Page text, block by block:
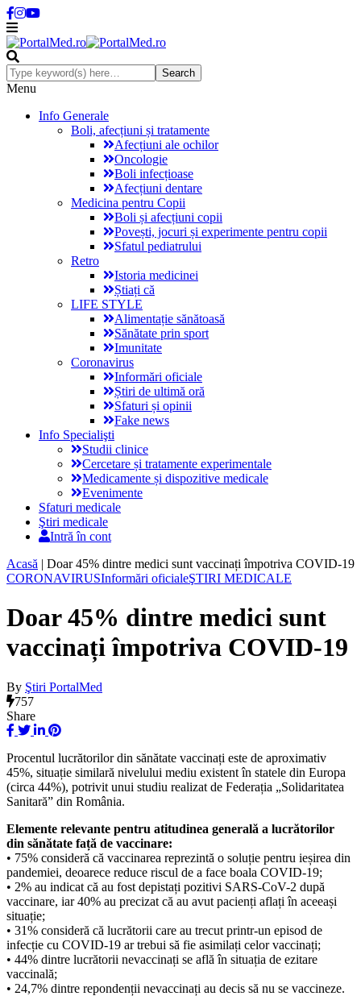
Menu
Info Generale
Boli, afecțiuni și tratamente
Afecțiuni ale ochilor
Oncologie
Boli infecțioase
Afecțiuni dentare
Medicina pentru Copii
Boli și afecțiuni copii
Povești, jocuri și experimente pentru copii
Sfatul pediatrului
Retro
Istoria medicinei
Știați că
LIFE STYLE
Alimentație sănătoasă
Sănătate prin sport
Imunitate
Coronavirus
Informări oficiale
Știri de ultimă oră
Sfaturi și opinii
Fake news
Info Specialişti
Studii clinice
Cercetare și tratamente experimentale
Medicamente și dispozitive medicale
Evenimente
Sfaturi medicale
Ştiri medicale
Intră în cont
Acasă | Doar 45% dintre medici sunt vaccinați împotriva COVID-19
CORONAVIRUSInformări oficialeŞTIRI MEDICALE
Doar 45% dintre medici sunt
vaccinați împotriva COVID-19
By Ştiri PortalMed
757
Share
Procentul lucrătorilor din sănătate vaccinați este de aproximativ
45%, situație similară nivelului mediu existent în statele din Europa
(circa 44%), potrivit unui studiu realizat de Federația „Solidaritatea
Sanitară” din România.
Elemente relevante pentru atitudinea generală a lucrătorilor
din sănătate față de vaccinare:
• 75% consideră că vaccinarea reprezintă o soluție pentru ieșirea din
pandemiei, deoarece reduce riscul de a face boala COVID-19;
• 2% au indicat că au fost depistați pozitivi SARS-CoV-2 după
vaccinare, iar 40% au precizat că au avut pacienți aflați în aceeași
situație;
• 31% consideră că lucrătorii care au trecut printr-un episod de
infecție cu COVID-19 ar trebui să fie asimilați celor vaccinați;
• 44% dintre lucrătorii nevaccinați se află în situația de ezitare
vaccinală;
• 24,7% dintre repondenții nevaccinați au decis să nu se vaccineze.